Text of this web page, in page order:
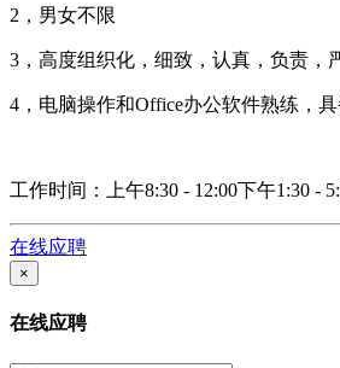
2，男女不限
3，高度组织化，细致，认真，负责，
4，电脑操作和Office办公软件熟练，具
工作时间：上午8:30 - 12:00下午1:30 -
在线应聘
×
在线应聘